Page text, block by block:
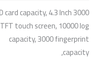
3000 ID card capacity, 4.3 Inch
TFT touch screen, 10000 log
capacity, 3000 fingerprint
capacity,